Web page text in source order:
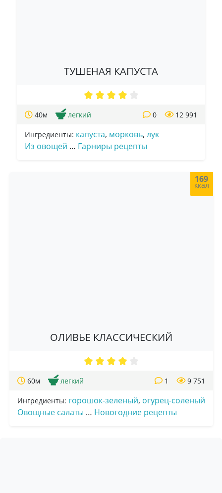
ТУШЕНАЯ КАПУСТА
40м легкий 12 991
0
Ингредиенты: капуста, морковь, лук
Из овощей … Гарниры рецепты
169
ккал
ОЛИВЬЕ КЛАССИЧЕСКИЙ
60м легкий 9 751
1
Ингредиенты: горошок-зеленый, огурец-соленый
Овощные салаты … Новогодние рецепты